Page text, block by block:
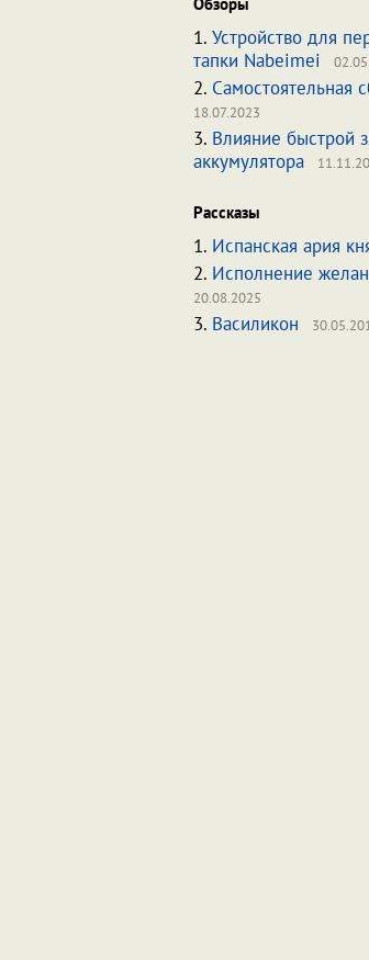
1. Устройство для
тапки Nabeimei
2. Самостоятельная
18.07.2023
3. Влияние быстрой
аккумулятора
Рассказы
1. Испанская ария
2. Исполнение
20.08.2025
3. Василикон